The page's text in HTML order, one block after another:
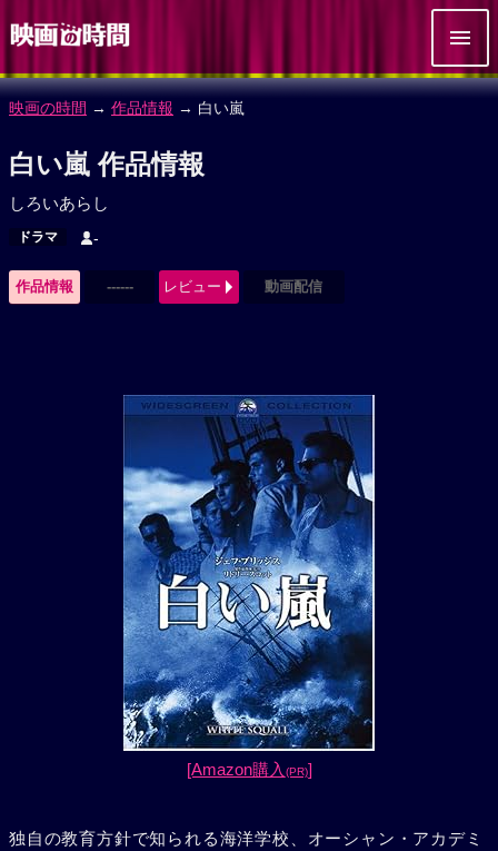
映画の時間 → 作品情報 → 白い嵐
白い嵐 作品情報
しろいあらし
ドラマ -
作品情報 ------ レビュー 動画配信
[Amazon購入 (PR)]
独自の教育方針で知られる海洋学校、オーシャン・アカデミ